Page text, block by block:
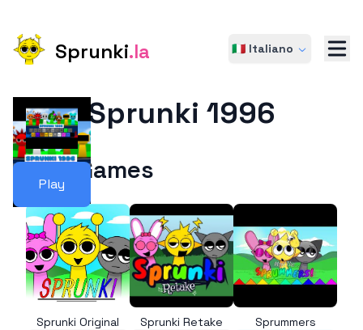
Sprunki.la 🇮🇹 Italiano
Play
Sprunki 1996
More Games
Sprunki Original Sprunki Retake Sprummers